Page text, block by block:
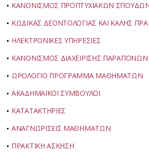
ΚΑΝΟΝΙΣΜΟΣ ΠΡΟΠΤΥΧΙΑΚΩΝ
ΚΩΔΙΚΑΣ ΔΕΟΝΤΟΛΟΓΙΑΣ ΚΑΙ ΚΑΛΗΣ
ΗΛΕΚΤΡΟΝΙΚΕΣ ΥΠΗΡΕΣΙΕΣ
ΚΑΝΟΝΙΣΜΟΣ ΔΙΑΧΕΙΡΙΣΗΣ ΠΑΡΑΠΟΝΩΝ
ΩΡΟΛΟΓΙΟ ΠΡΟΓΡΑΜΜΑ ΜΑΘΗΜΑΤΩΝ
ΑΚΑΔΗΜΑΪΚΟΙ ΣΥΜΒΟΥΛΟΙ
ΚΑΤΑΤΑΚΤΗΡΙΕΣ
ΑΝΑΓΝΩΡΙΣΕΙΣ ΜΑΘΗΜΑΤΩΝ
ΠΡΑΚΤΙΚΗ ΑΣΚΗΣΗ